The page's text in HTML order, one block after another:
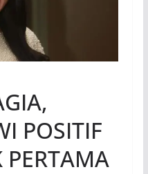
POSITIF